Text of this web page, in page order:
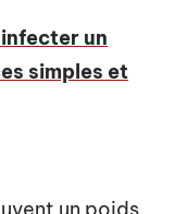
un
simples et